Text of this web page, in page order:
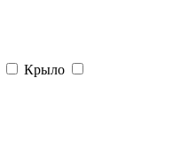
Крыло